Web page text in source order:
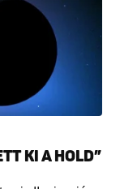
KI A HOLD”